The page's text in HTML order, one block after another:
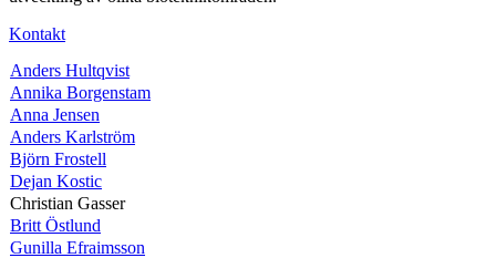
Kontakt
Anders Hultqvist
Annika Borgenstam
Anna Jensen
Anders Karlström
Björn Frostell
Dejan Kostic
Christian Gasser
Britt Östlund
Gunilla Efraimsson